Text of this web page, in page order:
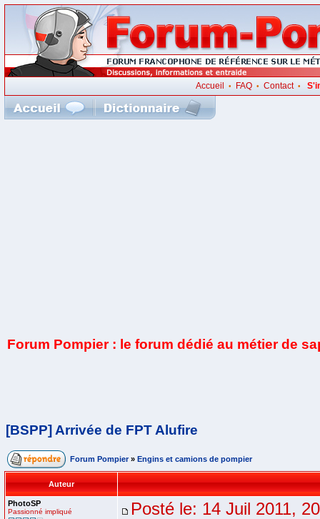
Accueil • FAQ• Contact•
Forum Pompier : le forum dédié au métier de
[BSPP] Arrivée de FPT Alufire
Forum Pompier » Engins et camions de pompier
Auteur
PhotoSP
Passionné impliqué Posté le: 14 Juil 2011,